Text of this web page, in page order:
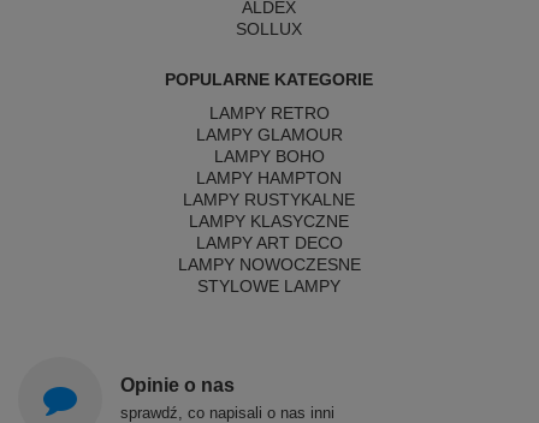
ALDEX
SOLLUX
POPULARNE KATEGORIE
LAMPY RETRO
LAMPY GLAMOUR
LAMPY BOHO
LAMPY HAMPTON
LAMPY RUSTYKALNE
LAMPY KLASYCZNE
LAMPY ART DECO
LAMPY NOWOCZESNE
STYLOWE LAMPY
Opinie o nas
sprawdź, co napisali o nas inni